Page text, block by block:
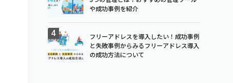
や成功事例を紹介
フリーアドレスを導入したい！成功事例
と失敗事例からみるフリーアドレス導入
の成功方法について